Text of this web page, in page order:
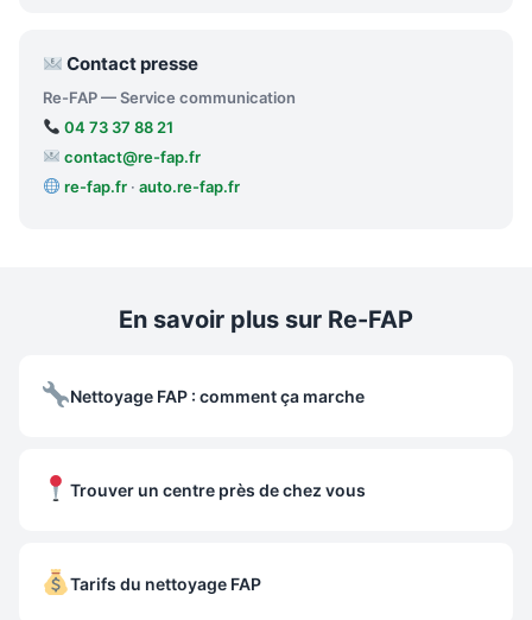
Contact presse
Re-FAP — Service communication
04 73 37 88 21
contact@re-fap.fr
re-fap.fr· auto.re-fap.fr
En savoir plus sur Re-FAP
Nettoyage FAP : comment ça marche
Trouver un centre près de chez vous
Tarifs du nettoyage FAP